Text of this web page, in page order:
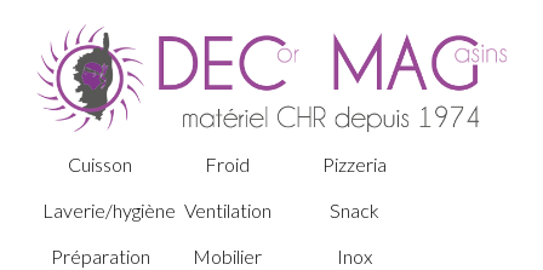
Cuisson Froid
Pizzeria
Laverie/hygiène Ventilation
Snack
Préparation
Mobilier
Inox